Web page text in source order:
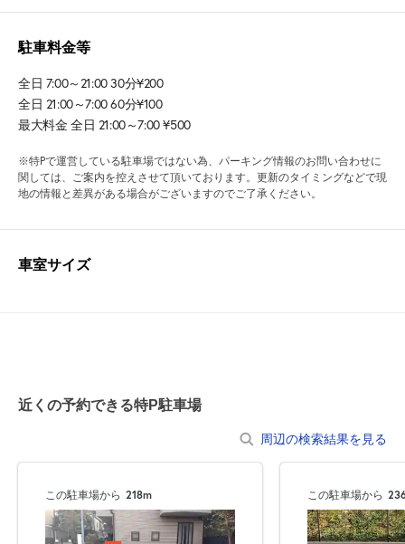
駐車料金等
全日 7:00～21:00 30分¥200
全日 21:00～7:00 60分¥100
最大料金 全日 21:00～7:00 ¥500
※特Pで運営している駐車場ではない為、パーキング情報のお問い合わせに
関しては、ご案内を控えさせて頂いております。更新のタイミングなどで現
地の情報と差異がある場合がございますのでご了承ください。
車室サイズ
近くの予約できる特P駐車場
周辺の検索結果を見る
この駐車場から 218m この駐車場から